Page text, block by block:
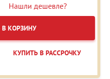
Нашли дешевле?
КОРЗИНУ
КУПИТЬ В РАССРОЧКУ